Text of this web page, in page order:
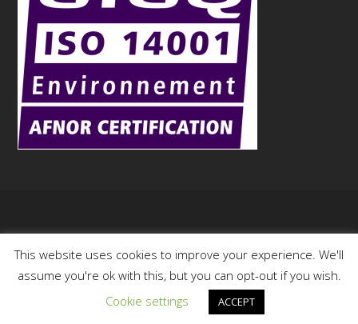
CopyrightAurock- 2015
This website uses cookies to improve your experience. We'll
assume you're ok with this, but you can opt-out if you wish.
Cookie settings
ACCEPT
Français